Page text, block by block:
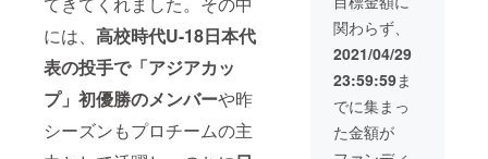
には、 高校時代U-18日本代
表の投手で「アジアカッ
プ」初優勝のメンバーや昨
シーズンもプロチームの主
からの
メッ
セージ
は印刷
になり
ます ※
デザイ
ン、サ
イズは
キャン
セル・
交換
は、対
応いた
しかね
ますの
で、何
卒ご了
「希望
しな
い」と
記載く
ださい
※お
名前が
公序良
・支
援者の
お名前
で
「挑」
の文字
の横断
幕を作
XO）
・素
材：ポ
テル
100％
※デ
ザイ
泊費」
等は支
援者様
の自己
負担と
なりま
す ・
淡路島
内での
はご遠
慮くだ
さい
◎「淡
路ブレ
イブ
オー
シャン
ズ」
関わらず、
2021/04/29
23:59:59ま
でに集まっ
た金額が